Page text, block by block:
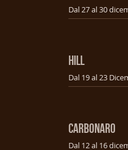
HILL
CARBONARO